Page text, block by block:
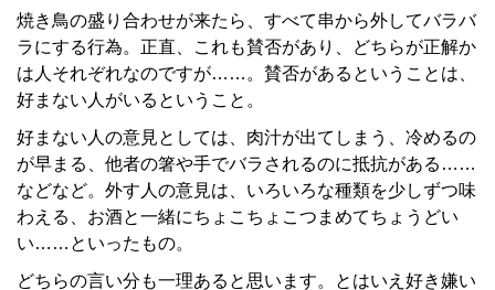
焼き鳥の盛り合わせが来たら、すべて串から外してバラバ
ラにする行為。正直、これも賛否があり、どちらが正解か
は人それぞれなのですが……。賛否があるということは、
好まない人がいるということ。
好まない人の意見としては、肉汁が出てしまう、冷めるの
が早まる、他者の箸や手でバラされるのに抵抗がある……
などなど。外す人の意見は、いろいろな種類を少しずつ味
わえる、お酒と一緒にちょこちょこつまめてちょうどい
い……といったもの。
どちらの言い分も一理あると思います。とはいえ好き嫌い